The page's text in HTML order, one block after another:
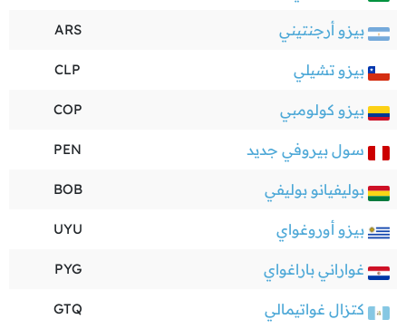
بيزو أرجنتيني ARS
بيزو تشيلي CLP
بيزو كولومبي COP
سول بيروفي جديد PEN
بوليفيانو بوليفي BOB
بيزو أوروغواي UYU
غواراني باراغواي PYG
كتزال غواتيمالي GTQ